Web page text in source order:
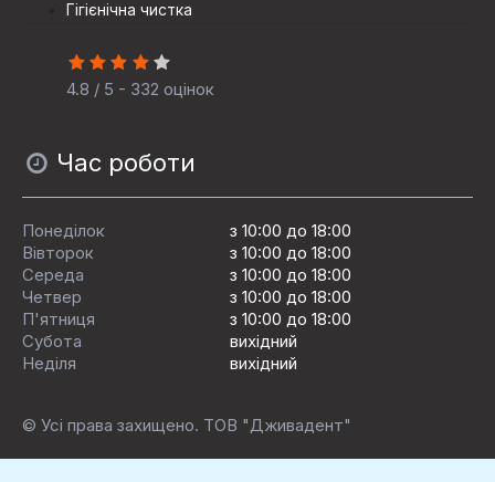
Гігієнічна чистка
4.8 / 5 - 332 оцінок
Час роботи
Понеділок
з 10:00 до 18:00
Вівторок
з 10:00 до 18:00
Середа
з 10:00 до 18:00
Четвер
з 10:00 до 18:00
П'ятниця
з 10:00 до 18:00
Субота
вихідний
Неділя
вихідний
© Усі права захищено. ТОВ "Дживадент"